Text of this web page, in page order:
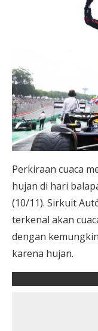
Perkiraan cuaca
hujan di hari
(10/11). Sirkuit
terkenal akan
dengan
karena hujan.